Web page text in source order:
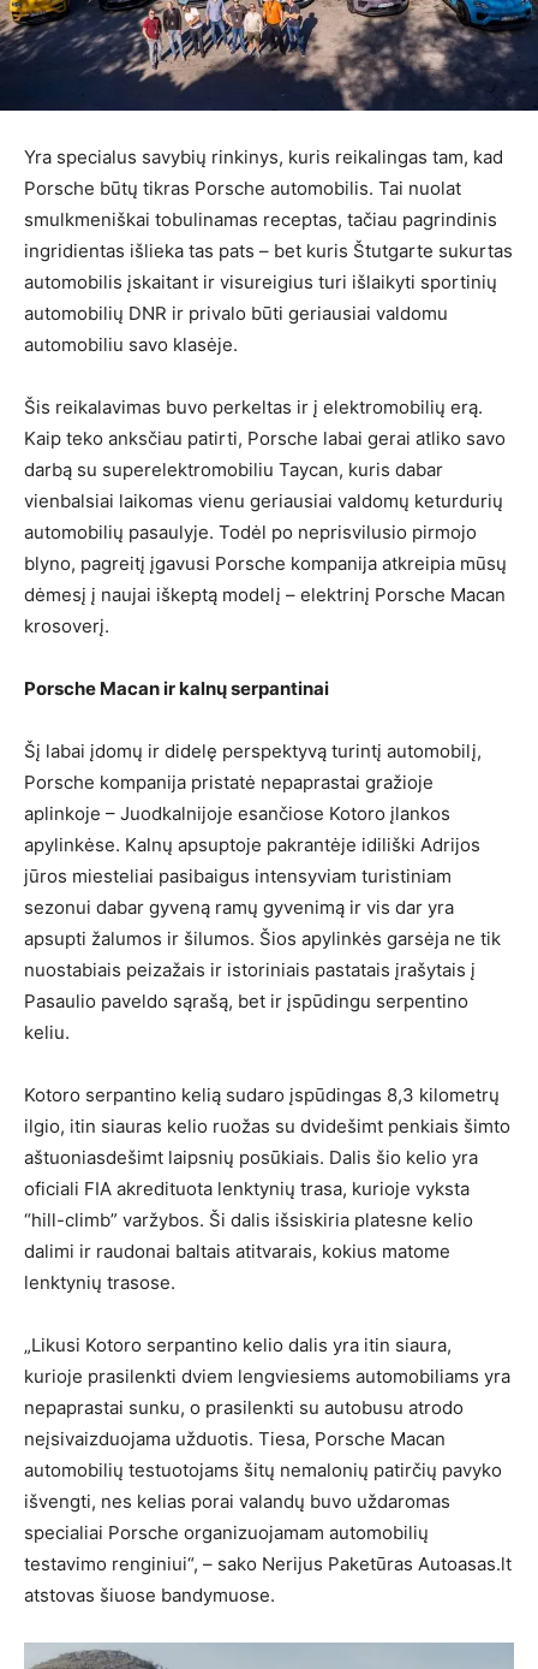
Yra specialus savybių rinkinys, kuris reikalingas tam, kad
Porsche būtų tikras Porsche automobilis. Tai nuolat
smulkmeniškai tobulinamas receptas, tačiau pagrindinis
ingridientas išlieka tas pats – bet kuris Štutgarte sukurtas
automobilis įskaitant ir visureigius turi išlaikyti sportinių
automobilių DNR ir privalo būti geriausiai valdomu
automobiliu savo klasėje.
Šis reikalavimas buvo perkeltas ir į elektromobilių erą.
Kaip teko anksčiau patirti, Porsche labai gerai atliko savo
darbą su superelektromobiliu Taycan, kuris dabar
vienbalsiai laikomas vienu geriausiai valdomų keturdurių
automobilių pasaulyje. Todėl po neprisvilusio pirmojo
blyno, pagreitį įgavusi Porsche kompanija atkreipia mūsų
dėmesį į naujai iškeptą modelį – elektrinį Porsche Macan
krosoverį.
Porsche Macan ir kalnų serpantinai
Šį labai įdomų ir didelę perspektyvą turintį automobilį,
Porsche kompanija pristatė nepaprastai gražioje
aplinkoje – Juodkalnijoje esančiose Kotoro įlankos
apylinkėse. Kalnų apsuptoje pakrantėje idiliški Adrijos
jūros miesteliai pasibaigus intensyviam turistiniam
sezonui dabar gyveną ramų gyvenimą ir vis dar yra
apsupti žalumos ir šilumos. Šios apylinkės garsėja ne tik
nuostabiais peizažais ir istoriniais pastatais įrašytais į
Pasaulio paveldo sąrašą, bet ir įspūdingu serpentino
keliu.
Kotoro serpantino kelią sudaro įspūdingas 8,3 kilometrų
ilgio, itin siauras kelio ruožas su dvidešimt penkiais šimto
aštuoniasdešimt laipsnių posūkiais. Dalis šio kelio yra
oficiali FIA akredituota lenktynių trasa, kurioje vyksta
“hill-climb” varžybos. Ši dalis išsiskiria platesne kelio
dalimi ir raudonai baltais atitvarais, kokius matome
lenktynių trasose.
„Likusi Kotoro serpantino kelio dalis yra itin siaura,
kurioje prasilenkti dviem lengviesiems automobiliams yra
nepaprastai sunku, o prasilenkti su autobusu atrodo
neįsivaizduojama užduotis. Tiesa, Porsche Macan
automobilių testuotojams šitų nemalonių patirčių pavyko
išvengti, nes kelias porai valandų buvo uždaromas
specialiai Porsche organizuojamam automobilių
testavimo renginiui“, – sako Nerijus Paketūras Autoasas.lt
atstovas šiuose bandymuose.